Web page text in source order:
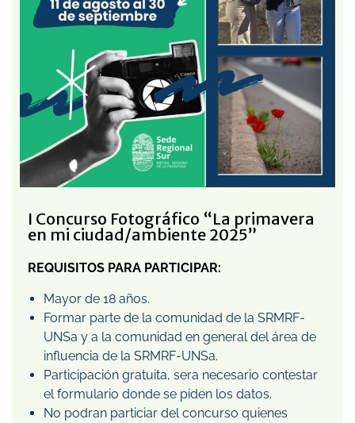
I Concurso Fotográfico “La primavera
en mi ciudad/ambiente 2025”
REQUISITOS PARA PARTICIPAR:
Mayor de 18 años.
Formar parte de la comunidad de la SRMRF-
UNSa y a la comunidad en general del área de
influencia de la SRMRF-UNSa.
Participación gratuita, sera necesario contestar
el formulario donde se piden los datos.
No podran particiar del concurso quienes